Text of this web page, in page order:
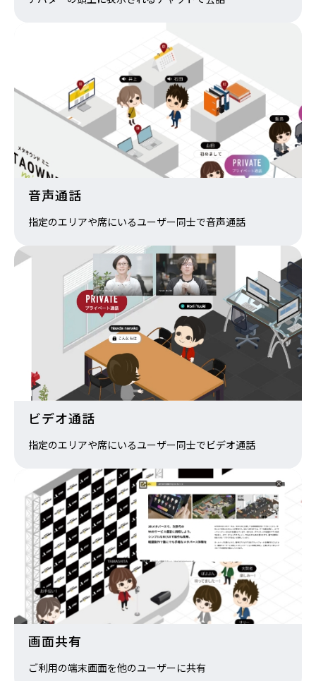
音声通話
指定のエリアや席にいるユーザー同士で音声通話
ビデオ通話
指定のエリアや席にいるユーザー同士でビデオ通話
画面共有
ご利用の端末画面を他のユーザーに共有